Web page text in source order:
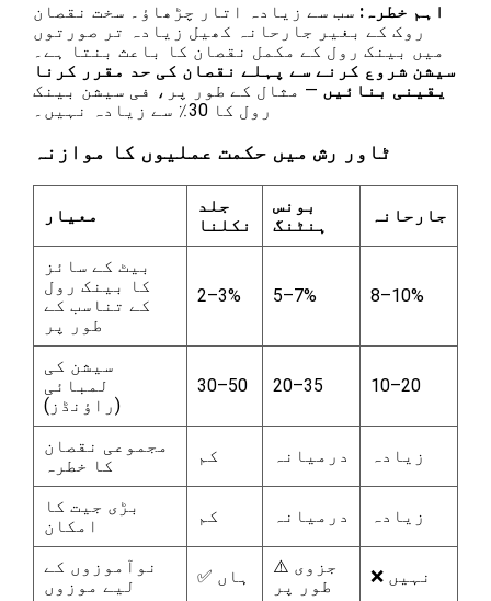
اہم خطرہ: سب سے زیادہ اتار چڑھاؤ۔ سخت نقصان
روک کے بغیر جارحانہ کھیل زیادہ تر صورتوں
میں بینک رول کے مکمل نقصان کا باعث بنتا ہے۔
سیشن شروع کرنے سے پہلے نقصان کی حد مقرر کرنا
یقینی بنائیں — مثال کے طور پر، فی سیشن بینک
رول کا 30٪ سے زیادہ نہیں۔
ٹاور رش میں حکمت عملیوں کا موازنہ
معیار
جلد
نکلنا
بونس
ہنٹنگ
جارحانہ
بیٹ کے سائز
کا بینک رول
کے تناسب کے
طور پر
2–3% 5–7% 8–10%
سیشن کی
لمبائی
(راؤنڈز)
30–50 20–35 10–20
مجموعی نقصان
کا خطرہ
کم درمیانہ زیادہ
بڑی جیت کا
امکان
کم درمیانہ زیادہ
نوآموزوں کے
لیے موزوں
✅ ہاں
⚠️ جزوی
طور پر
❌ نہیں